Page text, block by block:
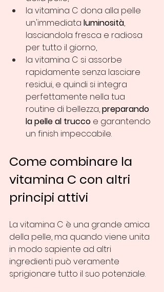
la vitamina C dona alla pelle
un'immediata luminosità,
lasciandola fresca e radiosa
per tutto il giorno,
la vitamina C si assorbe
rapidamente senza lasciare
residui, e quindi si integra
perfettamente nella tua
routine di bellezza, preparando
la pelle al trucco e garantendo
un finish impeccabile.
Come combinare la
vitamina C con altri
principi attivi
La vitamina C è una grande amica
della pelle, ma quando viene unita
in modo sapiente ad altri
ingredienti può veramente
sprigionare tutto il suo potenziale.